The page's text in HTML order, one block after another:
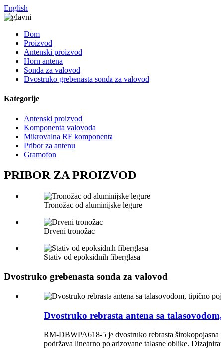
English
Dom
Proizvod
Antenski proizvod
Horn antena
Sonda za valovod
Dvostruko grebenasta sonda za valovod
Kategorije
Antenski proizvod
Komponenta valovoda
Mikrovalna RF komponenta
Pribor za antenu
Gramofon
PRIBOR ZA PROIZVOD
Tronožac od aluminijske legure
Drveni tronožac
Stativ od epoksidnih fiberglasa
Dvostruko grebenasta sonda za valovod
Dvostruko rebrasta antena sa
RM-DBWPA618-5 je dvostruko rebrasta
podržava linearno polarizovane talasne oblike.